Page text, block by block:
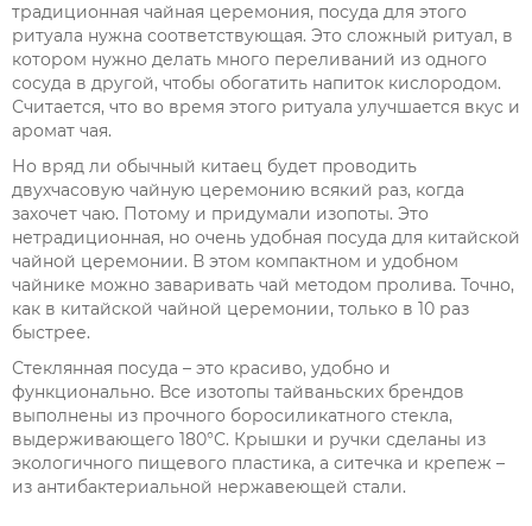
традиционная чайная церемония, посуда для этого
ритуала нужна соответствующая. Это сложный ритуал, в
котором нужно делать много переливаний из одного
сосуда в другой, чтобы обогатить напиток кислородом.
Считается, что во время этого ритуала улучшается вкус и
аромат чая.
Но вряд ли обычный китаец будет проводить
двухчасовую чайную церемонию всякий раз, когда
захочет чаю. Потому и придумали изопоты. Это
нетрадиционная, но очень удобная посуда для китайской
чайной церемонии. В этом компактном и удобном
чайнике можно заваривать чай методом пролива. Точно,
как в китайской чайной церемонии, только в 10 раз
быстрее.
Стеклянная посуда – это красиво, удобно и
функционально. Все изотопы тайваньских брендов
выполнены из прочного боросиликатного стекла,
выдерживающего 180°С. Крышки и ручки сделаны из
экологичного пищевого пластика, а ситечка и крепеж –
из антибактериальной нержавеющей стали.